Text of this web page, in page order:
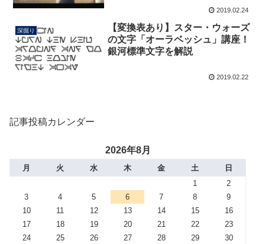
2019.02.24
深掘り
【変換表あり】スター・ウォーズ
の文字「オーラベッシュ」講座！
銀河標準文字を解説
2019.02.22
記事投稿カレンダー
2026年8月
月 火 水 木 金 土
日
1
2
3
4 5 6 7 8
9
10
11 12 13 14 15
16
17
18 19 20 21 22
23
24
25 26 27 28 29 30